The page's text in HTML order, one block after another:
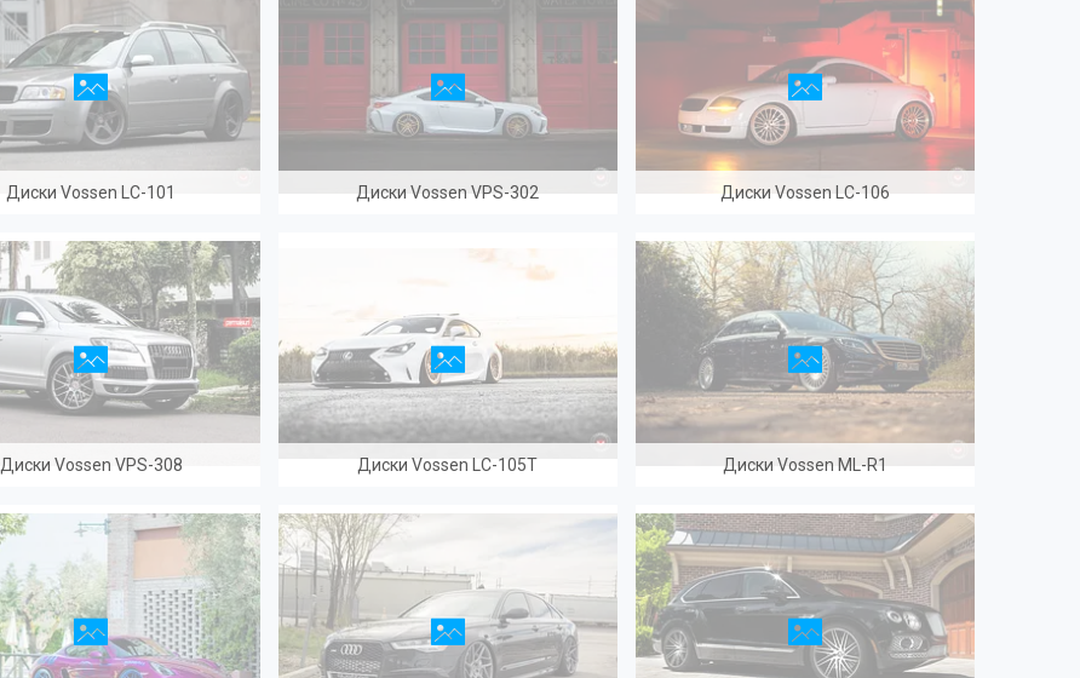
Диски Vossen LC-101 Диски Vossen VPS-302 Диски Vossen LC-106
Диски Vossen VPS-308 Диски Vossen LC-105T Диски Vossen ML-R1